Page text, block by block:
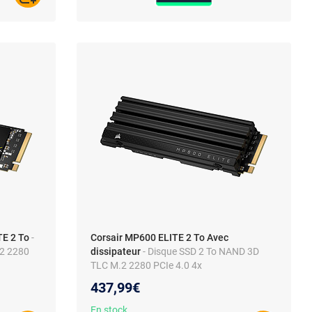
2 To-
2280
Corsair MP600 ELITE 2 To Avec
dissipateur- Disque SSD 2 To NAND 3D
TLC M.2 2280 PCIe 4.0 4x
437,99€